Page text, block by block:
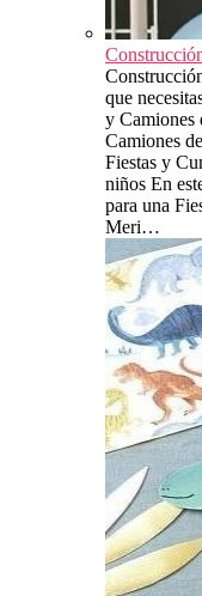
que
y Camiones
Camiones
Fiestas y
niños En
para una
Meri…